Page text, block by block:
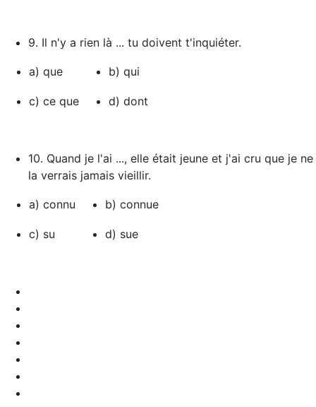
9. Il n'y a rien là ... tu doivent t'inquiéter.
a) que b) qui
c) ce que d) dont
10. Quand je l'ai ..., elle était jeune et j'ai cru que je ne
la verrais jamais vieillir.
a) connu b) connue
c) su d) sue